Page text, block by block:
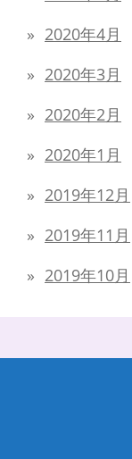
2020年4月
2020年3月
2020年2月
2020年1月
2019年12月
2019年11月
2019年10月